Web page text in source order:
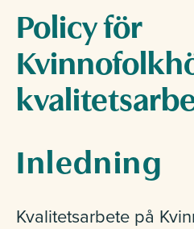
Övriga
Policy för
Inledning
Kvalitetsarbete på